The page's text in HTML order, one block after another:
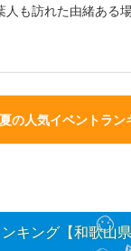
人も訪れた由緒ある
の人気イベントラン
キング【和歌山県